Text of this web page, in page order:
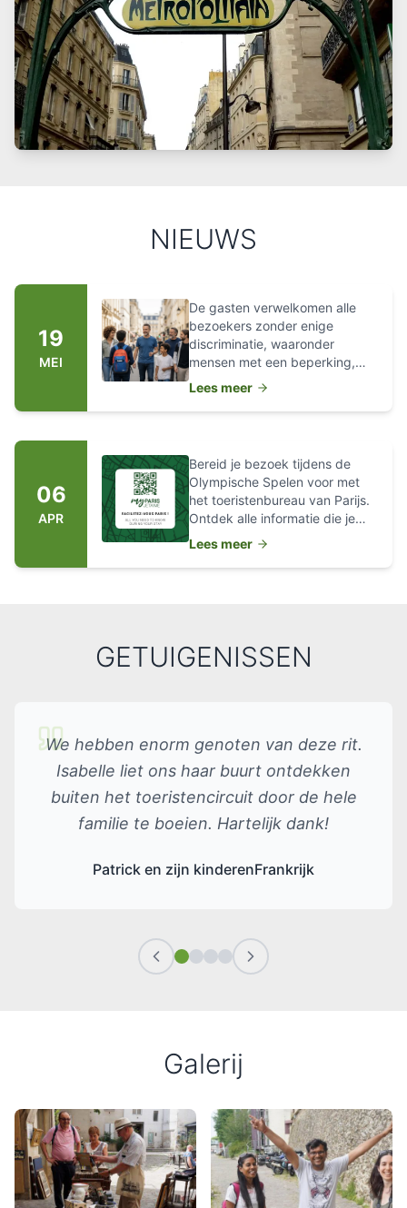
NIEUWS
19
MEI
De gasten verwelkomen alle
bezoekers zonder enige
discriminatie, waaronder
mensen met een beperking,
mensen met
verplaatsingsproblemen,
gezinnen met kinderen,
Lees meer
06
APR
Bereid je bezoek tijdens de
Olympische Spelen voor met
het toeristenbureau van Parijs.
Ontdek alle informatie die je
nodig hebt om je verblijf te
plannen.
Lees meer
GETUIGENISSEN
We hebben enorm genoten van deze rit.
Isabelle liet ons haar buurt ontdekken
buiten het toeristencircuit door de hele
familie te boeien. Hartelijk dank!
Patrick en zijn kinderenFrankrijk
Galerij